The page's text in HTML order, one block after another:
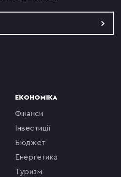
ЕКОНОМІКА
фінанси
інвестиції
бюджет
енергетика
туризм